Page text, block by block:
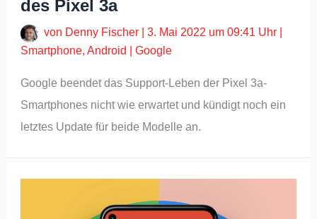
des Pixel 3a
von Denny Fischer |3. Mai 2022 um 09:41 Uhr
Smartphone,Android |Google
Google beendet das Support-Leben der Pixel 3a-
Smartphones nicht wie erwartet und kündigt noch ein
letztes Update für beide Modelle an.